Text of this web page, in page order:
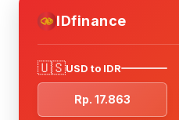
IDfinance
🇺🇸USD to IDR
Rp. 17.863